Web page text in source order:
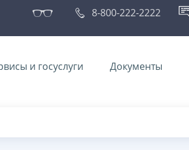
8-800-222-2222
и госуслуги Документы